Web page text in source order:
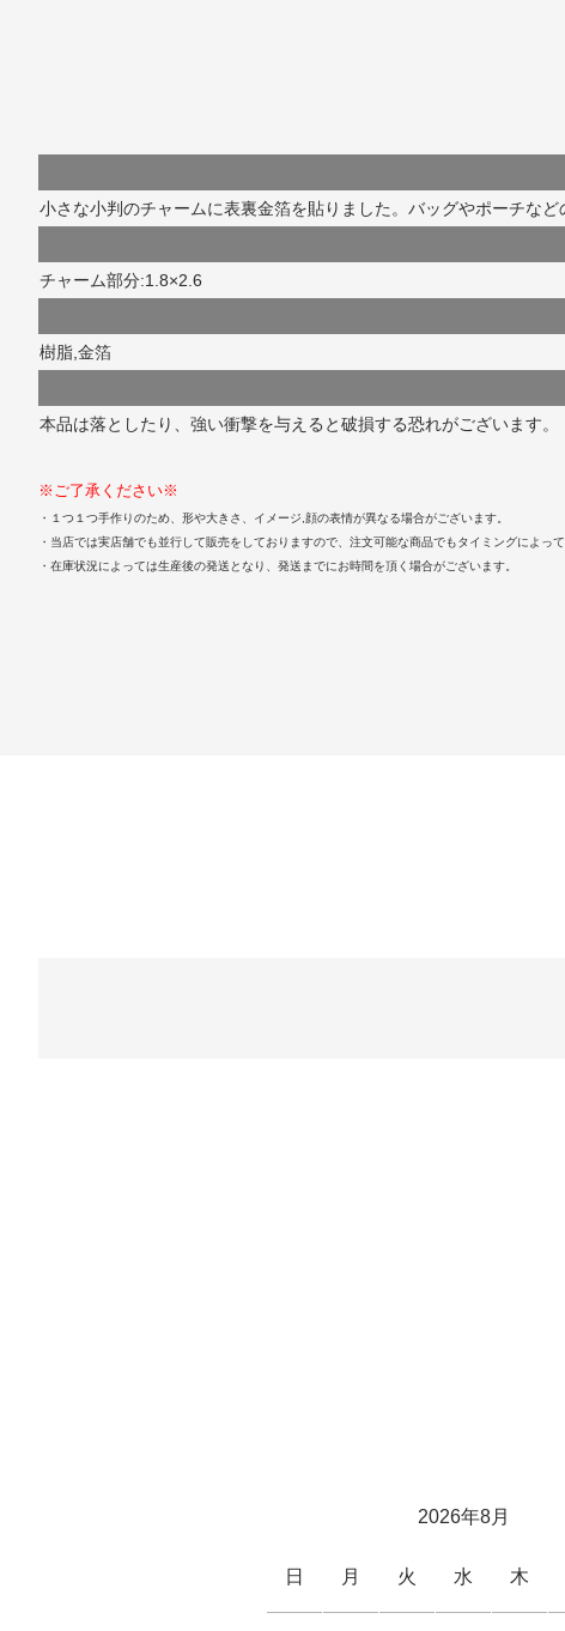
小さな小判のチャームに表裏金箔を貼りました。バッグやポーチなど
チャーム部分:1.8×2.6
樹脂,金箔
本品は落としたり、強い衝撃を与えると破損する恐れがございます。
※ご了承ください※
・１つ１つ手作りのため、形や大きさ、イメージ,顔の表情が異なる場合がございます。
・当店では実店舗でも並行して販売をしておりますので、注文可能な商品でもタイミングによっ
・在庫状況によっては生産後の発送となり、発送までにお時間を頂く場合がございます。
2026年8月
日 月 火 水 木